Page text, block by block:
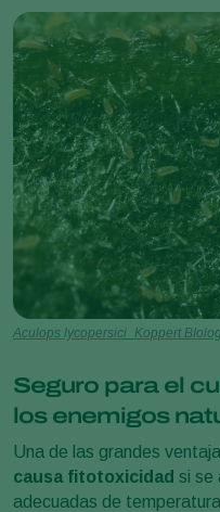
Aculops lycopersici_Koppert
Seguro para el
los enemigos
Una de las grandes
causa fitotoxicidad si se
adecuadas de